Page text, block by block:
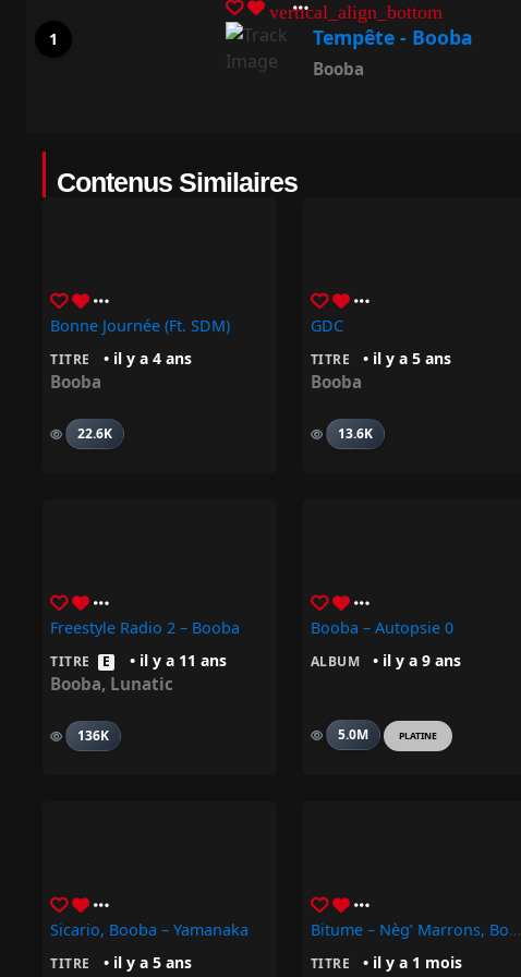
vertical_align_bottom
Tempête - Booba
Booba
Contenus Similaires
Bonne Journée (Ft. SDM)
TITRE • il y a 4 ans
Booba
22.6K
GDC
TITRE • il y a 5 ans
Booba
13.6K
Freestyle Radio 2 – Booba
TITRE E • il y a 11 ans
Booba, Lunatic
136K
Booba – Autopsie 0
ALBUM • il y a 9 ans
5.0M PLATINE
Sicario, Booba – Yamanaka
TITRE • il y a 5 ans
Bitume – Nèg’ Marrons, Booba
TITRE • il y a 1 mois